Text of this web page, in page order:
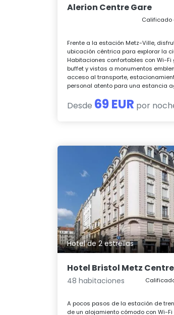
Alerion Centre Gare
Calificado
Frente a la estación Metz-Ville,
ubicación céntrica para explorar la
Habitaciones confortables con Wi-
buffet y vistas a monumentos
acceso al transporte,
personal atento para una estancia
Desde 69 EUR por
Hotel de 2 estrellas
Hotel Bristol Metz
48 habitaciones
A pocos pasos de la estación de
de un alojamiento cómodo con Wi-